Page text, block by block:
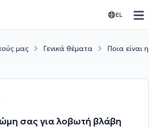
EL
μας Γενικά θέματα Ποια είναι
σας για λοβωτή βλάβη